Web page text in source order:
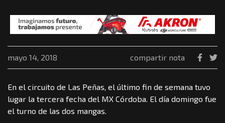
mayo 14, 2018 compartir nota
En el circuito de Las Peñas, el último fin de semana tuvo
lugar la tercera fecha del MX Córdoba. El día domingo fue
el turno de las dos mangas.